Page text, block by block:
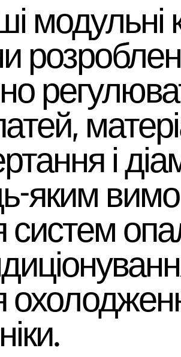
модульні
і
яким
систем